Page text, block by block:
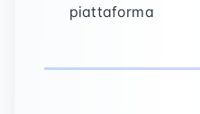
piattaforma